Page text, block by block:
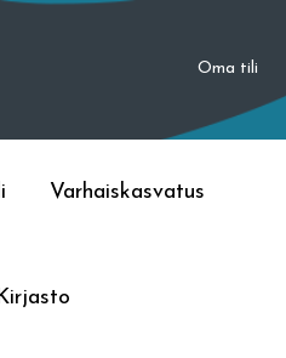
Oma tili
Varhaiskasvatus